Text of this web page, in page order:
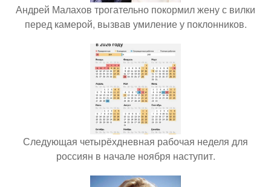
Андрей Малахов трогательно покормил жену с вилки
перед камерой, вызвав умиление у поклонников.
Следующая четырёхдневная рабочая неделя для
россиян в начале ноября наступит.